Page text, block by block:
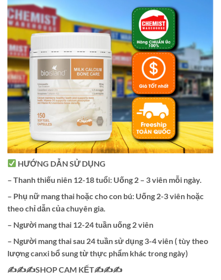
HƯỚNG DẪN SỬ DỤNG
– Thanh thiếu niên 12-18 tuổi: Uống 2 – 3 viên mỗi ngày.
– Phụ nữ mang thai hoặc cho con bú: Uống 2-3 viên hoặc
theo chỉ dẫn của chuyên gia.
– Người mang thai 12-24 tuần uống 2 viên
– Người mang thai sau 24 tuần sử dụng 3-4 viên ( tùy theo
lượng canxi bổ sung từ thực phẩm khác trong ngày)
✍✍✍SHOP CAM KẾT✍✍✍